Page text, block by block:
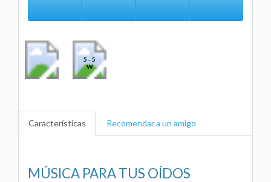
5 - 5
W
Características Recomendar a un amigo
MÚSICA PARA TUS OÍDOS